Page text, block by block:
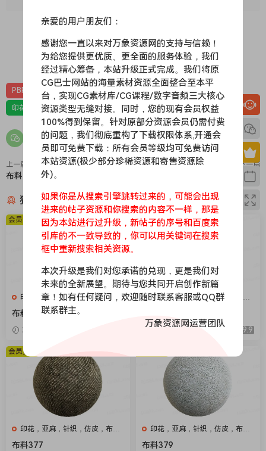
0 0
PBR-布料 PBR材质（在线预览）
印花，亚麻，针织，仿皮，布匹，家纺，绒布 材质贴图
上一篇
布料241
下一篇
布料239
猜你喜欢
印花，亚麻，针织，仿皮，布
匹，家纺，绒布
布料376
2026-04-08
会员免费
印花，亚麻，针织，仿皮，布
9.9
会员免费
印花，亚麻，针织，仿皮，布
匹，家纺，绒布
布料377
会员免费
印花，亚麻，针织，仿皮，布
匹，家纺，绒布
布料379
亲爱的用户朋友们：
感谢您一直以来对万象资源网的支持与信赖！
为给您提供更优质、更全面的服务体验，我们
经过精心筹备，本站升级正式完成。我们将原
CG巴士网站的海量素材资源全面整合至本平
台，实现CG素材库/CG课程/数字音频三大核心
资源类型无缝对接。同时，您的现有会员权益
100%得到保留。针对原部分资源会员仍需付费
的问题，我们彻底重构了下载权限体系,开通会
员即可免费下载：所有会员等级均可免费访问
本站资源(极少部分珍稀资源和寄售资源除
外)。
如果你是从搜索引擎跳转过来的，可能会出现
进来的帖子资源和你搜索的内容不一样，那是
因为本站进行过升级，新帖子的序号和百度索
引库的不一致导致的，你可以用关键词在搜索
框中重新搜索相关资源。
本次升级是我们对您承诺的兑现，更是我们对
未来的全新展望。期待与您共同开启创作新篇
章！如有任何疑问，欢迎随时联系客服或QQ群
联系群主。
万象资源网运营团队